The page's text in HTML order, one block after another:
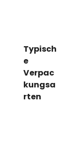
Typisch
e
Verpac
kungsa
rten